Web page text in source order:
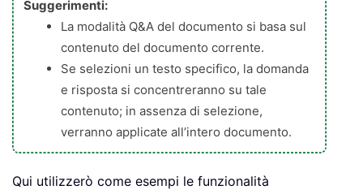
Suggerimenti:
La modalità Q&A del documento si basa sul
contenuto del documento corrente.
Se selezioni un testo specifico, la domanda
e risposta si concentreranno su tale
contenuto; in assenza di selezione,
verranno applicate all’intero documento.
Qui utilizzerò come esempi le funzionalità